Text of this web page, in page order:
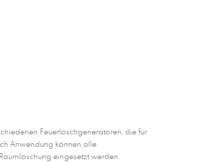
Feuerlöschgeneratoren, die für
Anwendung können alle
eingesetzt werden.